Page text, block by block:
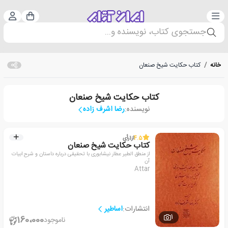
دسته‌بندی سبد
جستجوی کتاب، نویسنده و...
خانه / کتاب حکایت شیخ صنعان
کتاب حکایت شیخ صنعان
نویسنده:رضا اشرف زاده
1
4.5از1رأی
کتاب حکایت شیخ صنعان
از منطق الطیر عطار نیشابوری با تحقیقی درباره داستان و شرح ابیات
آن
Attar
انتشارات:اساطیر
ناموجود160،000